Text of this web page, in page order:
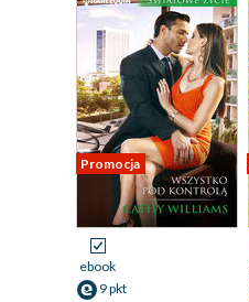
Promocja
ebook
9 pkt